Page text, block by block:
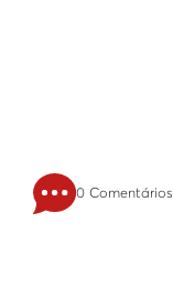
0 Comentários